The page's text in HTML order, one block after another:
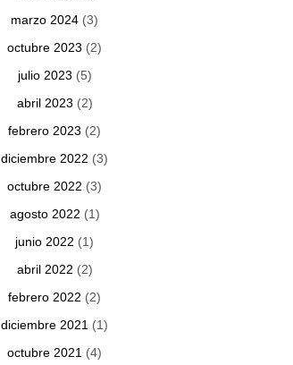
marzo 2024 (3)
octubre 2023 (2)
julio 2023 (5)
abril 2023 (2)
febrero 2023 (2)
diciembre 2022 (3)
octubre 2022 (3)
agosto 2022 (1)
junio 2022 (1)
abril 2022 (2)
febrero 2022 (2)
diciembre 2021 (1)
octubre 2021 (4)